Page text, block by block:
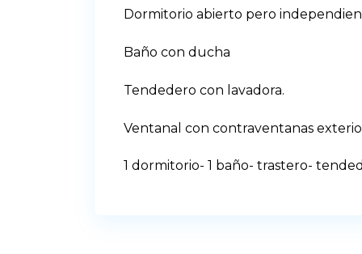
Dormitorio abierto pero
Baño con ducha
Tendedero con lavadora.
Ventanal con contraventanas
1 dormitorio- 1 baño- trastero-